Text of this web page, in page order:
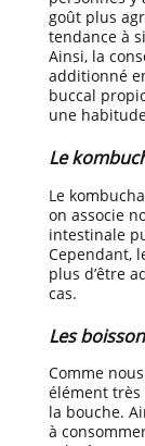
goût plus
tendance à
Ainsi, la
additionné
buccal
une
Le
Le
on associe
intestinale
Cependant,
plus d’être
cas.
Les
Comme
élément très
la bouche.
à